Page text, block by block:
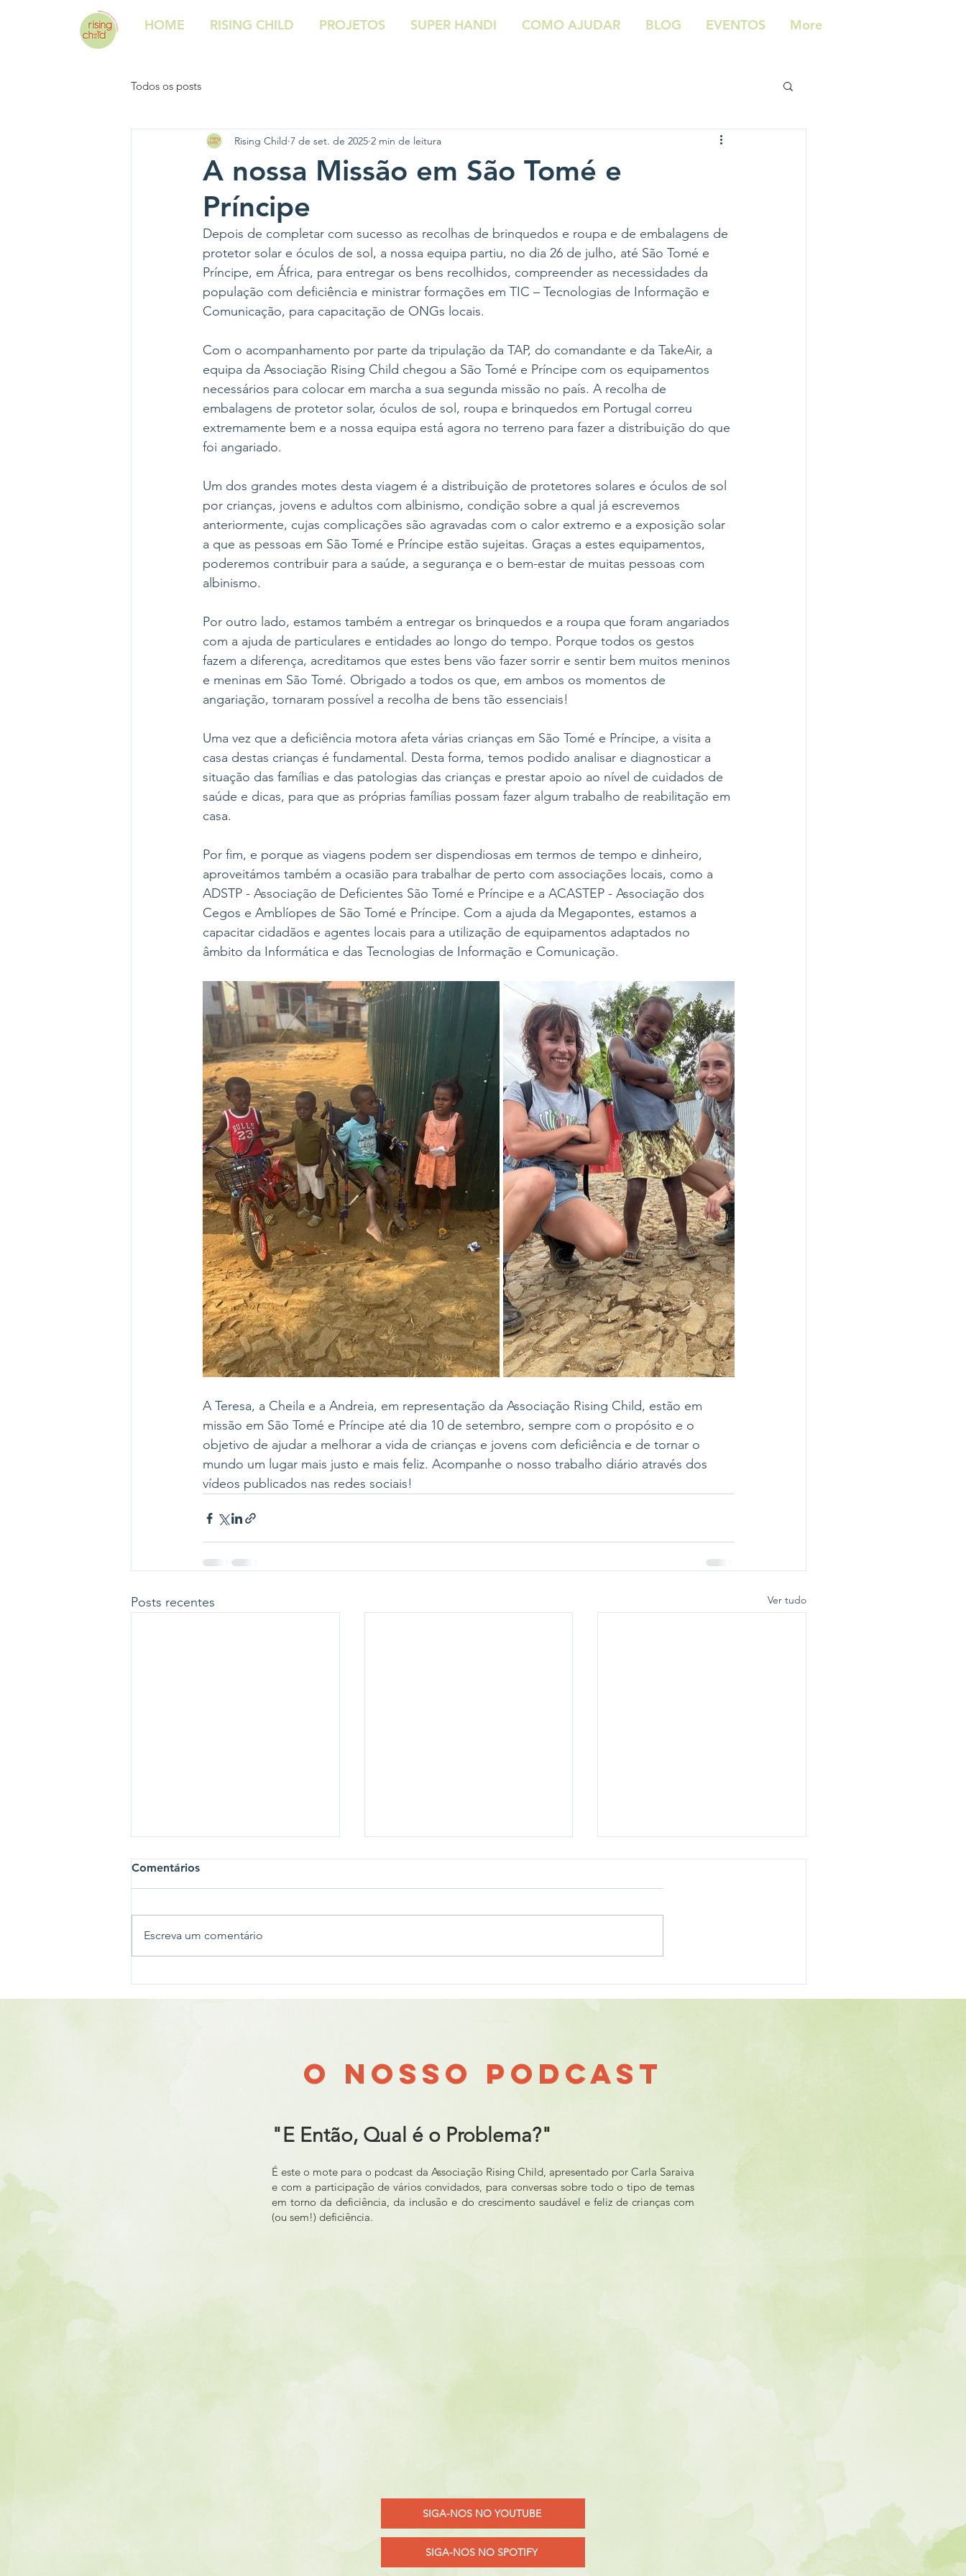
HOME RISING CHILD PROJETOS SUPER HANDI COMO AJUDAR BLOG EVENTOS More
Todos os posts
A nossa Missão em São Tomé e
Príncipe
Rising Child 7 de set. de 2025 2 min de leitura
Depois de completar com sucesso as recolhas de brinquedos e roupa e de embalagens de
protetor solar e óculos de sol, a nossa equipa partiu, no dia 26 de julho, até São Tomé e
Príncipe, em África, para entregar os bens recolhidos, compreender as necessidades da
população com deficiência e ministrar formações em TIC – Tecnologias de Informação e
Comunicação, para capacitação de ONGs locais.
Com o acompanhamento por parte da tripulação da TAP, do comandante e da TakeAir, a
equipa da Associação Rising Child chegou a São Tomé e Príncipe com os equipamentos
necessários para colocar em marcha a sua segunda missão no país. A recolha de
embalagens de protetor solar, óculos de sol, roupa e brinquedos em Portugal correu
extremamente bem e a nossa equipa está agora no terreno para fazer a distribuição do que
foi angariado.
Um dos grandes motes desta viagem é a distribuição de protetores solares e óculos de sol
por crianças, jovens e adultos com albinismo, condição sobre a qual já escrevemos
anteriormente, cujas complicações são agravadas com o calor extremo e a exposição solar
a que as pessoas em São Tomé e Príncipe estão sujeitas. Graças a estes equipamentos,
poderemos contribuir para a saúde, a segurança e o bem-estar de muitas pessoas com
albinismo.
Por outro lado, estamos também a entregar os brinquedos e a roupa que foram angariados
com a ajuda de particulares e entidades ao longo do tempo. Porque todos os gestos
fazem a diferença, acreditamos que estes bens vão fazer sorrir e sentir bem muitos meninos
e meninas em São Tomé. Obrigado a todos os que, em ambos os momentos de
angariação, tornaram possível a recolha de bens tão essenciais!
Uma vez que a deficiência motora afeta várias crianças em São Tomé e Príncipe, a visita a
casa destas crianças é fundamental. Desta forma, temos podido analisar e diagnosticar a
situação das famílias e das patologias das crianças e prestar apoio ao nível de cuidados de
saúde e dicas, para que as próprias famílias possam fazer algum trabalho de reabilitação em
casa.
Por fim, e porque as viagens podem ser dispendiosas em termos de tempo e dinheiro,
aproveitámos também a ocasião para trabalhar de perto com associações locais, como a
ADSTP - Associação de Deficientes São Tomé e Príncipe e a ACASTEP - Associação dos
Cegos e Amblíopes de São Tomé e Príncipe. Com a ajuda da Megapontes, estamos a
capacitar cidadãos e agentes locais para a utilização de equipamentos adaptados no
âmbito da Informática e das Tecnologias de Informação e Comunicação.
A Teresa, a Cheila e a Andreia, em representação da Associação Rising Child, estão em
missão em São Tomé e Príncipe até dia 10 de setembro, sempre com o propósito e o
objetivo de ajudar a melhorar a vida de crianças e jovens com deficiência e de tornar o
mundo um lugar mais justo e mais feliz. Acompanhe o nosso trabalho diário através dos
vídeos publicados nas redes sociais!
Posts recentes Ver tudo
Associação Rising Child
Rising Child
Pessoas com Deficiência
Comentários
Escreva um comentário
O NOSSO PODCAST
"E Então, Qual é o Problema?"
​É este o mote para o podcast da Associação Rising Child, apresentado por Carla Saraiva
e com a participação de vários convidados, para conversas sobre todo o tipo de temas
em torno da deficiência, da inclusão e do crescimento saudável e feliz de crianças com
(ou sem!) deficiência.
SIGA-NOS NO YOUTUBE
SIGA-NOS NO SPOTIFY